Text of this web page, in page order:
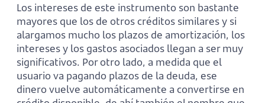
Los intereses de este instrumento son bastante
mayores que los de otros créditos similares y si
alargamos mucho los plazos de amortización, los
intereses y los gastos asociados llegan a ser muy
significativos. Por otro lado, a medida que el
usuario va pagando plazos de la deuda, ese
dinero vuelve automáticamente a convertirse en